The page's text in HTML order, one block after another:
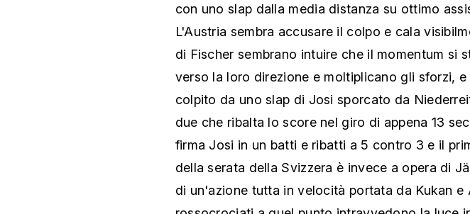
con uno slap dalla media distanza su ottimo
L'Austria sembra accusare il colpo e cala
di Fischer sembrano intuire che il momentum si
verso la loro direzione e moltiplicano gli sforzi,
colpito da uno slap di Josi sporcato da
due che ribalta lo score nel giro di appena 13
firma Josi in un batti e ribatti a 5 contro 3 e il
della serata della Svizzera è invece a opera di
di un'azione tutta in velocità portata da Kukan e